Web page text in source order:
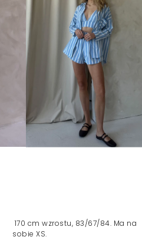
170 cm wzrostu, 83/67/84. Ma na
sobie XS.